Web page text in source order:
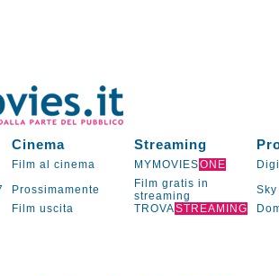
Cinema Streaming
Film al cinema MYMOVIESONE
Prossimamente
Film gratis in
streaming
Sky
Film uscita TROVASTREAMING